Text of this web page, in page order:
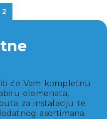
2
će Vam kompletnu
elemenata,
za instalaciju te
asortimana.